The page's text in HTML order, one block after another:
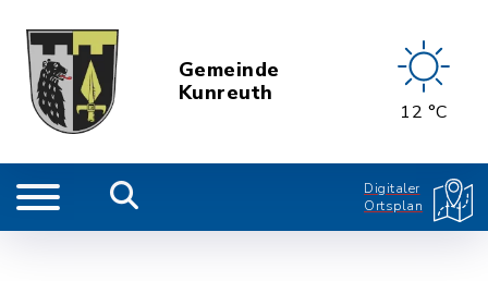
Gemeinde
Kunreuth
12 °C
Digitaler
Ortsplan